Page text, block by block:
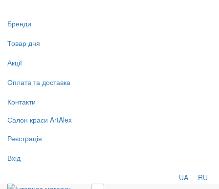
Бренди
Товар дня
Акції
Оплата та доставка
Контакти
Салон краси ArtAlex
Реєстрація
Вхід
UA RU